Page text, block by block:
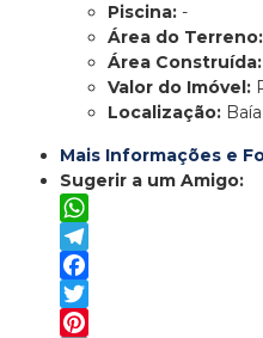
Piscina: -
Área do Terreno:
Área Construída:
Valor do Imóvel:
Localização:
Mais Informações e
Sugerir a um Amigo:
WhatsApp
Telegram
Facebook
Twitter